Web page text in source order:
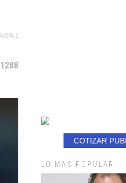
COTIZAR
LO MAS POPULAR